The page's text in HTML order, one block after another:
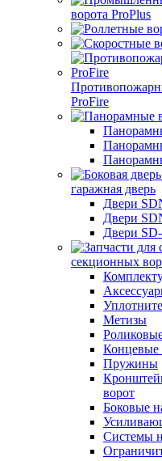
ворота ProPlus
ProFire
гаражная дверь
Двери
Двери
Двери
секционных
Метизы
Концевые
Пружины
ворот
Боковые
Системы